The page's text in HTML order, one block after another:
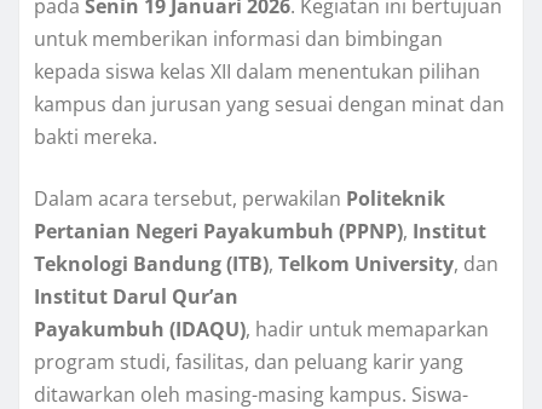
pada Senin 19 Januari 2026. Kegiatan ini bertujuan
untuk memberikan informasi dan bimbingan
kepada siswa kelas XII dalam menentukan pilihan
kampus dan jurusan yang sesuai dengan minat dan
bakti mereka.
Dalam acara tersebut, perwakilan Politeknik
Pertanian Negeri Payakumbuh (PPNP), Institut
Teknologi Bandung (ITB), Telkom University, dan
Institut Darul Qur’an
Payakumbuh (IDAQU), hadir untuk memaparkan
program studi, fasilitas, dan peluang karir yang
ditawarkan oleh masing-masing kampus. Siswa-